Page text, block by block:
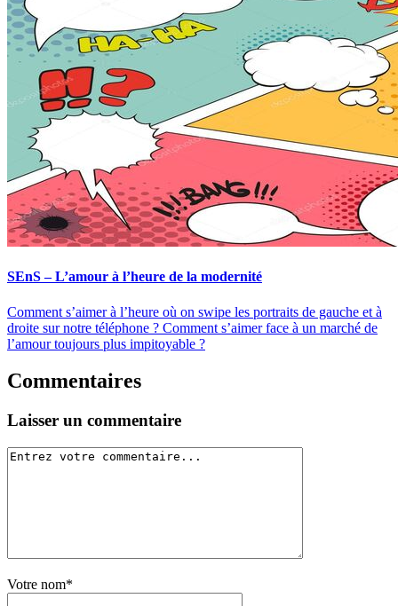
SEnS – L’amour à l’heure de la modernité
Comment s’aimer à l’heure où on swipe les portraits de gauche et à
droite sur notre téléphone ? Comment s’aimer face à un marché de
l’amour toujours plus impitoyable ?
Commentaires
Laisser un commentaire
Votre nom*